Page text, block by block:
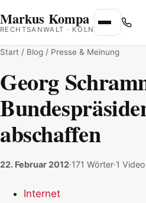
Markus Kompa
RECHTSANWALT · KÖLN Menü
Start / Blog / Presse & Meinung
Georg
abschaffen
22. Februar 2012·171 Wörter·1 Video
Internet